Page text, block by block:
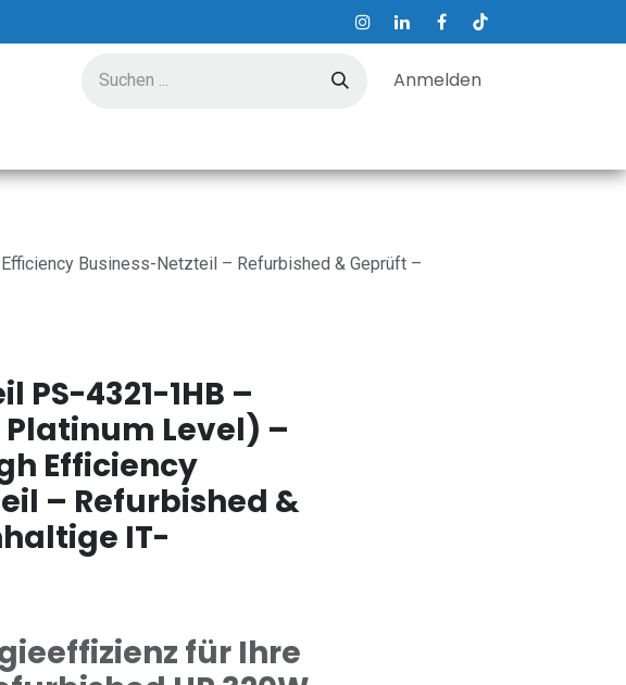
Anmelden
Business-Netzteil – Refurbished & Geprüft –
PS-4321-1HB –
Platinum Level) –
Efficiency
– Refurbished &
IT-
für Ihre